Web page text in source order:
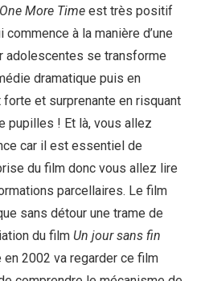
One More Time est très positif
commence à la manière d’une
adolescentes se transforme
dramatique puis en
et surprenante en risquant
pupilles ! Et là, vous allez
car il est essentiel de
du film donc vous allez lire
parcellaires. Le film
sans détour une trame de
du film Un jour sans fin
2002 va regarder ce film